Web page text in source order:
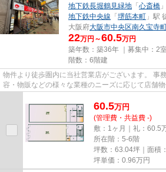
地下鉄長堀鶴見緑地 「心斎橋
地下鉄中央線 「堺筋本町 」駅
大阪府大阪市中央区南久宝寺
22万円～60.5万円
築年数：築36年 ｜募集中： 2室
階数：6階建
物件より徒歩圏内に当社営業店がございます。 事
容・物販などの様々な業種のニーズに応じて店舗物
尚、弊社ではおとり広告は一切...
60.5万円
(管理費・共益費 -)
敷：1ヶ月｜礼：60.5
所在階：5-6階
坪数：63.04坪｜面積
坪単価： 0.96万円